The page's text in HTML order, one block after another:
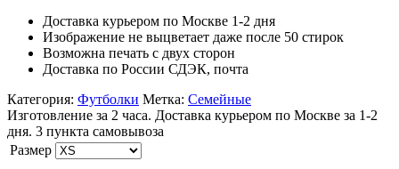
Доставка курьером по Москве 1-2 дня
Изображение не выцветает даже после 50 стирок
Возможна печать с двух сторон
Доставка по России СДЭК, почта
Категория: Футболки Метка: Семейные
Изготовление за 2 часа. Доставка курьером по Москве за 1-2
дня. 3 пункта самовывоза
Размер